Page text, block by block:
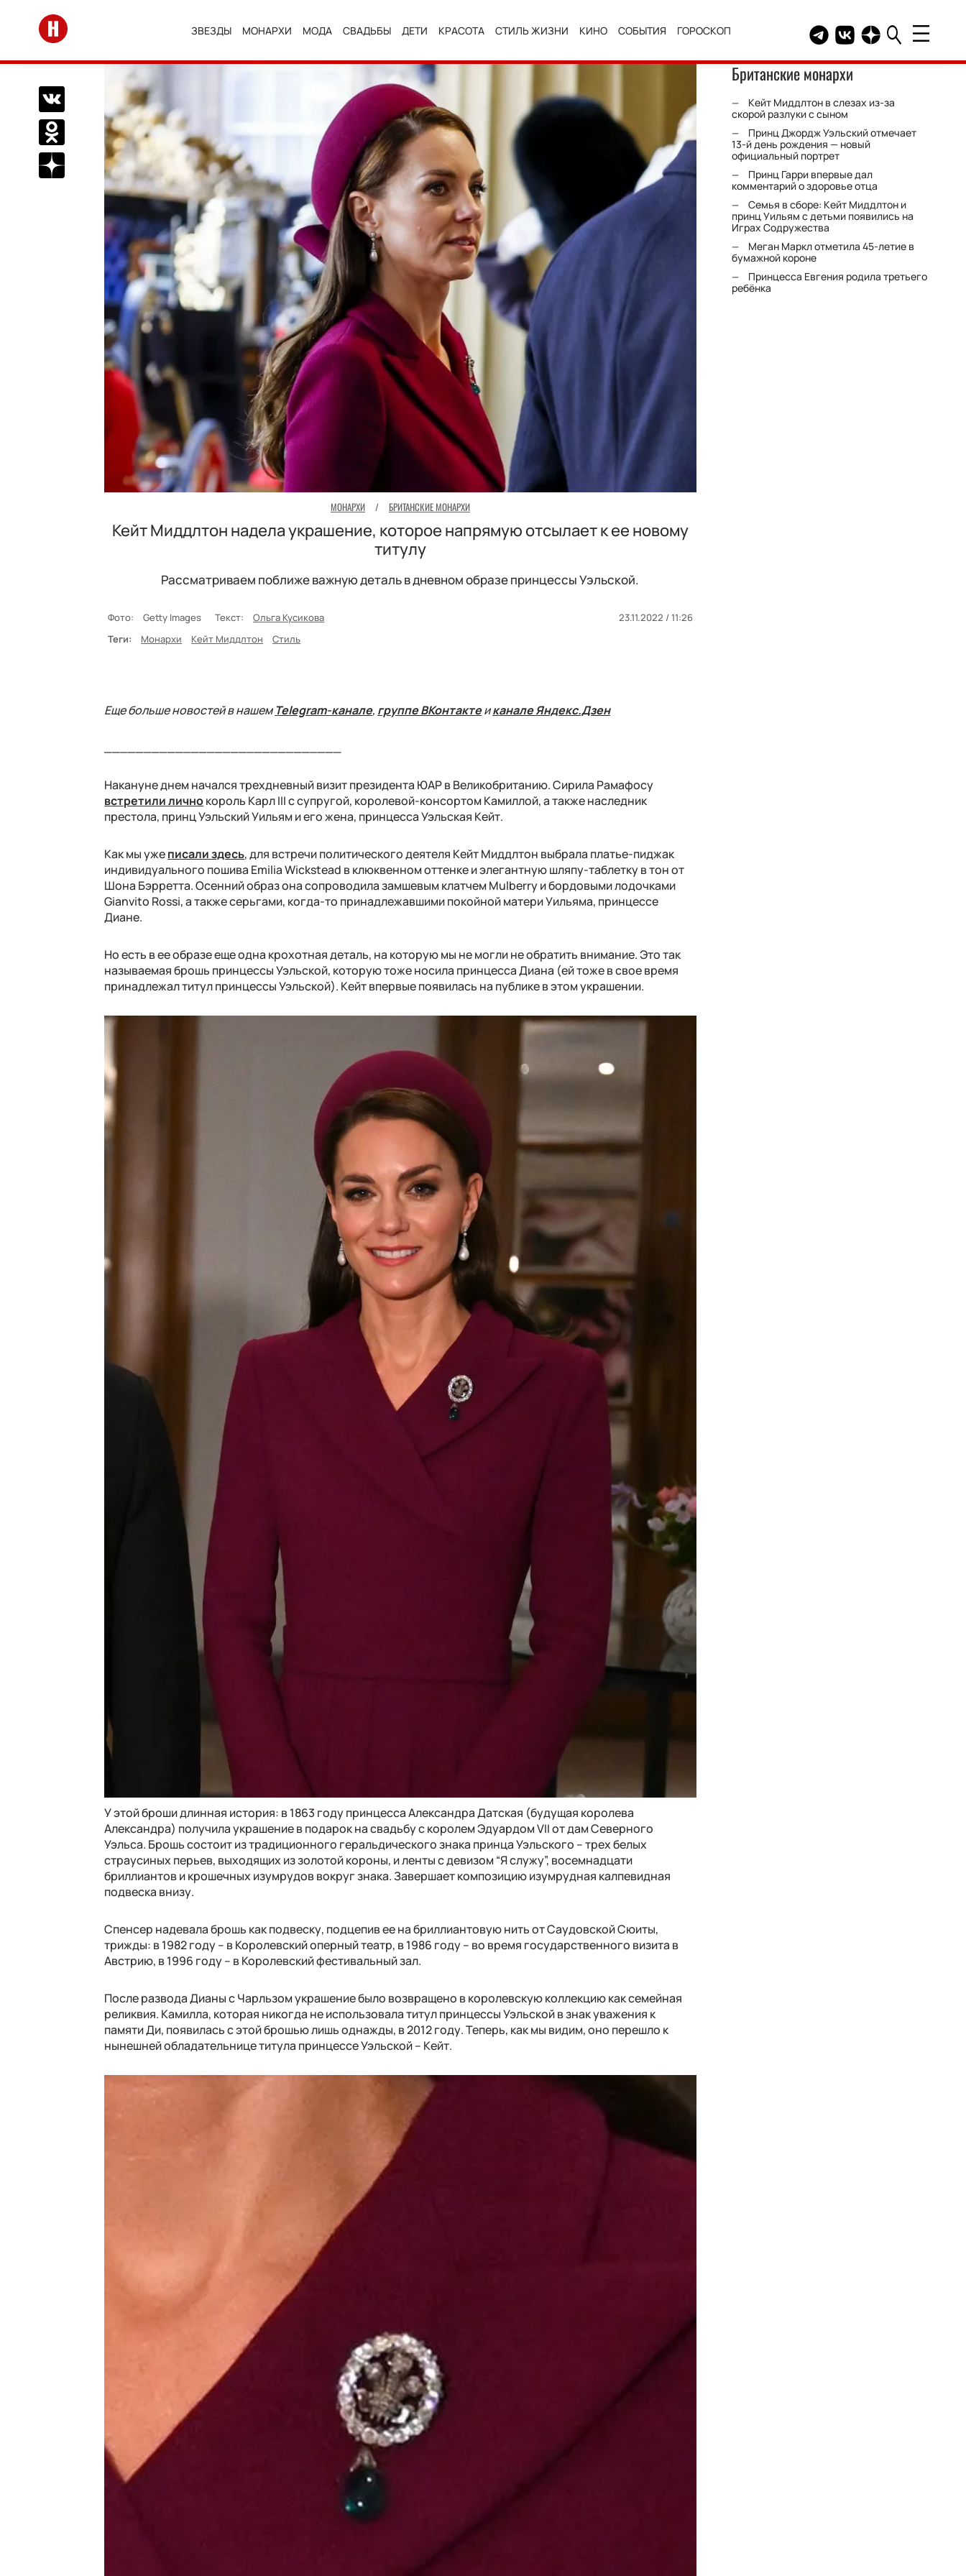
Перейти на главную
ЗВЕЗДЫ МОНАРХИ МОДА СВАДЬБЫ ДЕТИ КРАСОТА СТИЛЬ ЖИЗНИ КИНО СОБЫТИЯ ГОРОСКОП Telegram канал HELLO
Группа HELLO
Канал HELLO в
Поделиться Вконтакте
Поделиться в Одноклассниках
Подписаться на нас в Дзен
МОНАРХИ / БРИТАНСКИЕ МОНАРХИ
Кейт Миддлтон надела украшение, которое напрямую отсылает к ее новому
титулу
Рассматриваем поближе важную деталь в дневном образе принцессы Уэльской.
Фото: Getty Images Текст: Ольга Кусикова
23.11.2022 / 11:26
Теги:
Монархи Кейт Миддлтон Стиль
Еще больше новостей в нашемTelegram-канале, группе ВКонтактеиканале Яндекс.Дзен
Накануне днем начался трехдневный визит президента ЮАР в Великобританию. Сирила Рамафосу
встретили личнокороль Карл III с супругой, королевой-консортом Камиллой, а также наследник
престола, принц Уэльский Уильям и его жена, принцесса Уэльская Кейт.
Как мы ужеписали здесь, для встречи политического деятеля Кейт Миддлтон выбрала платье-пиджак
индивидуального пошива Emilia Wickstead в клюквенном оттенке и элегантную шляпу-таблетку в тон от
Шона Бэрретта. Осенний образ она сопроводила замшевым клатчем Mulberry и бордовыми лодочками
Gianvito Rossi, а также серьгами, когда-то принадлежавшими покойной матери Уильяма, принцессе
Диане.
Но есть в ее образе еще одна крохотная деталь, на которую мы не могли не обратить внимание. Это так
называемая брошь принцессы Уэльской, которую тоже носила принцесса Диана (ей тоже в свое время
принадлежал титул принцессы Уэльской). Кейт впервые появилась на публике в этом украшении.
У этой броши длинная история: в 1863 году принцесса Александра Датская (будущая королева
Александра) получила украшение в подарок на свадьбу с королем Эдуардом VII от дам Северного
Уэльса. Брошь состоит из традиционного геральдического знака принца Уэльского – трех белых
страусиных перьев, выходящих из золотой короны, и ленты с девизом “Я служу”, восемнадцати
бриллиантов и крошечных изумрудов вокруг знака. Завершает композицию изумрудная калпевидная
подвеска внизу.
Спенсер надевала брошь как подвеску, подцепив ее на бриллиантовую нить от Саудовской Сюиты,
трижды: в 1982 году – в Королевский оперный театр, в 1986 году – во время государственного визита в
Австрию, в 1996 году – в Королевский фестивальный зал.
После развода Дианы с Чарльзом украшение было возвращено в королевскую коллекцию как семейная
реликвия. Камилла, которая никогда не использовала титул принцессы Уэльской в знак уважения к
памяти Ди, появилась с этой брошью лишь однажды, в 2012 году. Теперь, как мы видим, оно перешло к
нынешней обладательнице титула принцессе Уэльской – Кейт.
Британские монархи
Кейт Миддлтон в слезах из-за
скорой разлуки с сыном
Принц Джордж Уэльский отмечает
13-й день рождения — новый
официальный портрет
Принц Гарри впервые дал
комментарий о здоровье отца
Семья в сборе: Кейт Миддлтон и
принц Уильям с детьми появились на
Играх Содружества
Меган Маркл отметила 45-летие в
бумажной короне
Принцесса Евгения родила третьего
ребёнка